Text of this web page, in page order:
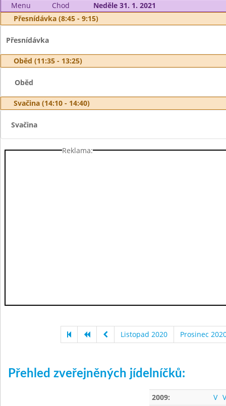
Menu Chod
Neděle 31. 1. 2021
Přesnídávka (8:45 - 9:15)
Přesnídávka
Oběd (11:35 - 13:25)
Oběd
Svačina (14:10 - 14:40)
Svačina
Reklama:
Listopad 2020 Prosinec
Přehled zveřejněných jídelníčků:
2009: V